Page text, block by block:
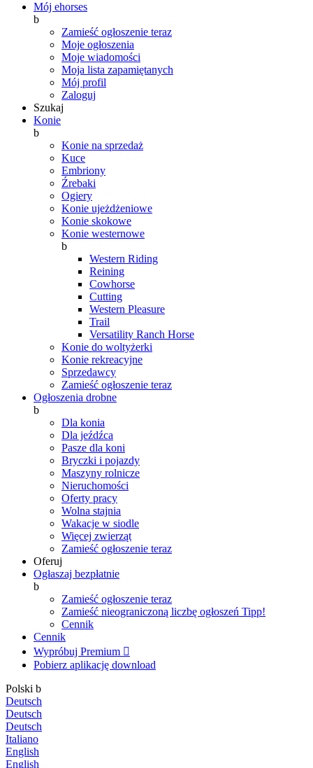
Mój ehorses
b
Zamieść ogłoszenie teraz
Moje ogłoszenia
Moje wiadomości
Moja lista zapamiętanych
Mój profil
Zaloguj
Szukaj
Konie
b
Konie na sprzedaż
Kuce
Embriony
Źrebaki
Ogiery
Konie ujeżdżeniowe
Konie skokowe
Konie westernowe
b
Western Riding
Reining
Cowhorse
Cutting
Western Pleasure
Trail
Versatility Ranch Horse
Konie do woltyżerki
Konie rekreacyjne
Sprzedawcy
Zamieść ogłoszenie teraz
Ogłoszenia drobne
b
Dla konia
Dla jeźdźca
Pasze dla koni
Bryczki i pojazdy
Maszyny rolnicze
Nieruchomości
Oferty pracy
Wolna stajnia
Wakacje w siodle
Więcej zwierząt
Zamieść ogłoszenie teraz
Oferuj
Ogłaszaj bezpłatnie
b
Zamieść ogłoszenie teraz
Zamieść nieograniczoną liczbę ogłoszeń Tipp!
Cennik
Cennik
Wypróbuj Premium 
Pobierz aplikację download
Polski b
Deutsch
Deutsch
Deutsch
Italiano
English
English